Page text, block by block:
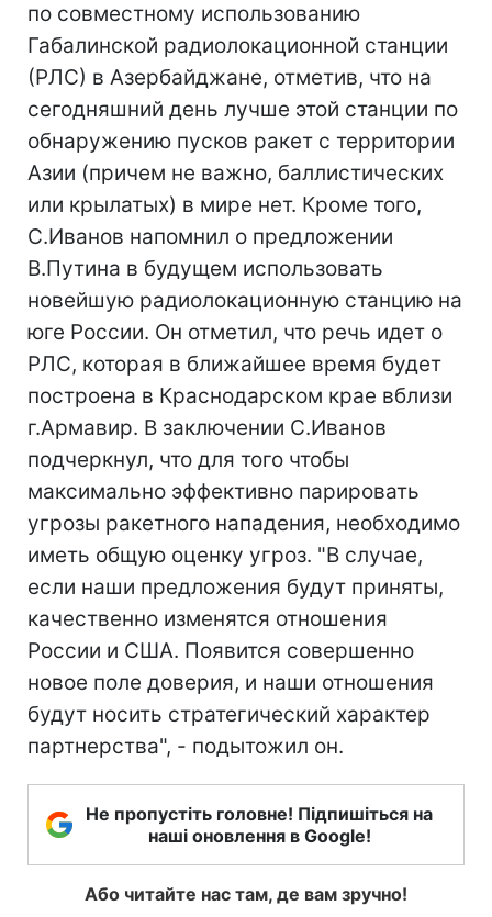
по совместному использованию
Габалинской радиолокационной станции
(РЛС) в Азербайджане, отметив, что на
сегодняшний день лучше этой станции по
обнаружению пусков ракет с территории
Азии (причем не важно, баллистических
или крылатых) в мире нет. Кроме того,
С.Иванов напомнил о предложении
В.Путина в будущем использовать
новейшую радиолокационную станцию на
юге России. Он отметил, что речь идет о
РЛС, которая в ближайшее время будет
построена в Краснодарском крае вблизи
г.Армавир. В заключении С.Иванов
подчеркнул, что для того чтобы
максимально эффективно парировать
угрозы ракетного нападения, необходимо
иметь общую оценку угроз. "В случае,
если наши предложения будут приняты,
качественно изменятся отношения
России и США. Появится совершенно
новое поле доверия, и наши отношения
будут носить стратегический характер
партнерства", - подытожил он.
Не пропустіть головне! Підпишіться на
наші оновлення в Google!
Або читайте нас там, де вам зручно!